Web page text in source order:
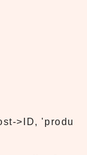
>ID, 'produ